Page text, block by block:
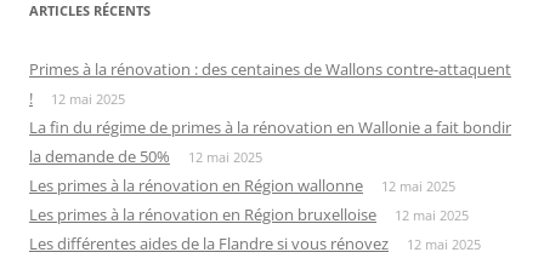
ARTICLES RÉCENTS
Primes à la rénovation : des centaines de Wallons contre-attaquent
!
12 mai 2025
La fin du régime de primes à la rénovation en Wallonie a fait bondir
la demande de 50%
12 mai 2025
Les primes à la rénovation en Région wallonne 12 mai 2025
Les primes à la rénovation en Région bruxelloise 12 mai 2025
Les différentes aides de la Flandre si vous rénovez 12 mai 2025